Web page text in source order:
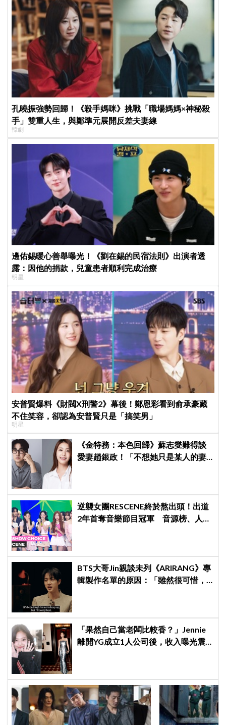
孔曉振強勢回歸！《殺手媽咪》挑戰「職場媽媽×神秘殺
手」雙重人生，與鄭準元展開反差夫妻線
韓劇
邊佑錫暖心善舉曝光！《劉在錫的民宿法則》出演者透
露：因他的捐款，兒童患者順利完成治療
明星
安普賢爆料《財閥X刑警2》幕後！鄭恩彩看到俞承豪藏
不住笑容，卻認為安普賢只是「搞笑男」
明星
《金特務：本色回歸》蘇志燮難得談
愛妻趙銀政！「不想她只是某人的妻
逆襲女團RESCENE終於熬出頭！出道
2年首奪音樂節目冠軍 音源榜、人氣
BTS大哥Jin親談未列《ARIRANG》專
輯製作名單的原因：「雖然很可惜，
「果然自己當老闆比較香？」Jennie
離開YG成立1人公司後，收入曝光震